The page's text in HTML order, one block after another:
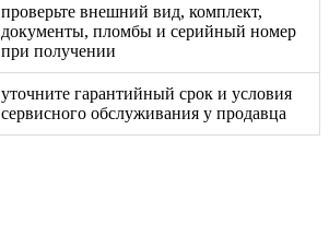
проверьте внешний вид, комплект,
документы, пломбы и серийный номер
при получении
уточните гарантийный срок и условия
сервисного обслуживания у продавца